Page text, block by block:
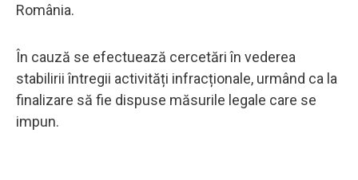
România.
În cauză se efectuează cercetări în vederea
stabilirii întregii activități infracționale, urmând ca la
finalizare să fie dispuse măsurile legale care se
impun.